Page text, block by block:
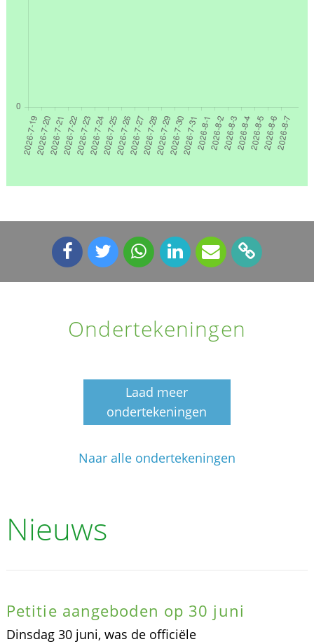
Ondertekeningen
Laad meer
ondertekeningen
Naar alle ondertekeningen
Nieuws
Petitie aangeboden op 30 juni
Dinsdag 30 juni, was de officiële